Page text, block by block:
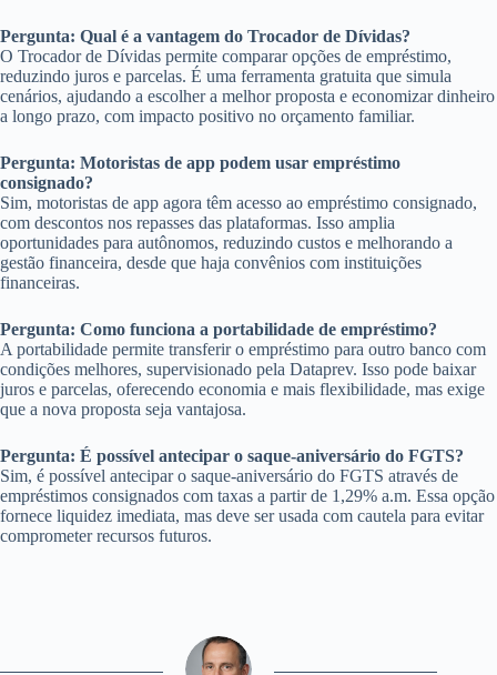
Pergunta: Qual é a vantagem do Trocador de Dívidas?
O Trocador de Dívidas permite comparar opções de empréstimo,
reduzindo juros e parcelas. É uma ferramenta gratuita que simula
cenários, ajudando a escolher a melhor proposta e economizar dinheiro
a longo prazo, com impacto positivo no orçamento familiar.
Pergunta: Motoristas de app podem usar empréstimo
consignado?
Sim, motoristas de app agora têm acesso ao empréstimo consignado,
com descontos nos repasses das plataformas. Isso amplia
oportunidades para autônomos, reduzindo custos e melhorando a
gestão financeira, desde que haja convênios com instituições
financeiras.
Pergunta: Como funciona a portabilidade de empréstimo?
A portabilidade permite transferir o empréstimo para outro banco com
condições melhores, supervisionado pela Dataprev. Isso pode baixar
juros e parcelas, oferecendo economia e mais flexibilidade, mas exige
que a nova proposta seja vantajosa.
Pergunta: É possível antecipar o saque-aniversário do FGTS?
Sim, é possível antecipar o saque-aniversário do FGTS através de
empréstimos consignados com taxas a partir de 1,29% a.m. Essa opção
fornece liquidez imediata, mas deve ser usada com cautela para evitar
comprometer recursos futuros.